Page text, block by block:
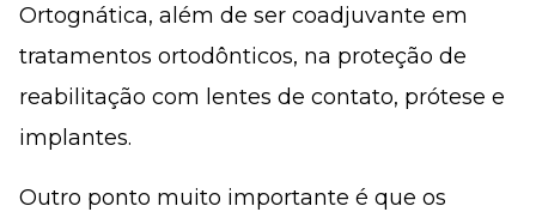
Ortognática, além de ser coadjuvante em
tratamentos ortodônticos, na proteção de
reabilitação com lentes de contato, prótese e
implantes.
Outro ponto muito importante é que os